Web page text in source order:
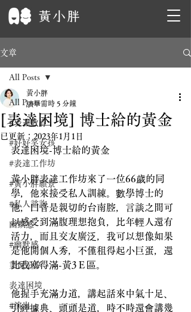
文章
All Posts
#表達教育
#好好笑女孩
#表達工作坊
#黃小胖願景
#私人諮詢
幽默感
#幽默感
業配分享
表達困境
#演出
All Posts
[表達困境] 博士給的黃金
黃小胖
讀畢需時 5 分鐘
已更新： 2023年1月1日
表達困境-博士給的黃金
黃小胖表達工作坊來了一位66歲的同
學，他來接受私人訓練。數學博士的
他，口音是親切的台南腔，言談之間可
以感受到滿腹理想抱負，比年輕人還有
活力，而且交友廣泛，我可以想像如果
是他開個人秀，不僅租得起小巨蛋，還
比我塞得滿-黃3Ｅ區。
他握手充滿力道，講起話來中氣十足、
引經據典、頭頭是道，時不時還會講幾